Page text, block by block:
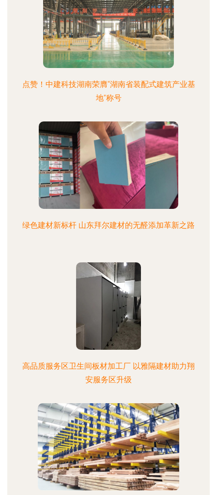
点赞！中建科技湖南荣膺“湖南省装配式建筑产业基
地”称号
绿色建材新标杆 山东拜尔建材的无醛添加革新之路
高品质服务区卫生间板材加工厂 以雅隔建材助力翔
安服务区升级